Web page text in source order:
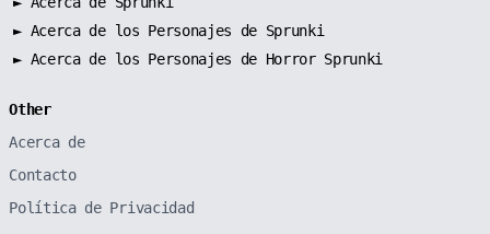
► Acerca de los Personajes de Sprunki
► Acerca de los Personajes de Horror Sprunki
Other
Acerca de
Contacto
Política de Privacidad